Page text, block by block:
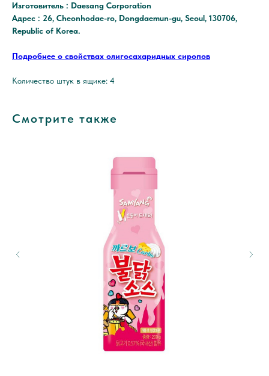
Изготовитель : Daesang Corporation
Адрес : 26, Cheonhodae-ro, Dongdaemun-gu, Seoul, 130706,
Republic of Korea.
Подробнее о свойствах олигосахаридных сиропов
Количество штук в ящике: 4
Смотрите также